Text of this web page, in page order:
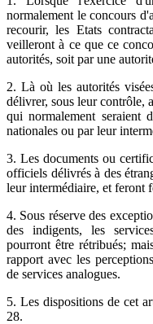
normalement le concours
recourir, les Etats
veilleront à ce que ce
autorités, soit par une
2. Là où les autorités
délivrer, sous leur contrôle,
qui normalement seraient
nationales ou par leur
3. Les documents ou
officiels délivrés à des
leur intermédiaire, et feront
4. Sous réserve des
des indigents, les
pourront être rétribués;
rapport avec les
de services analogues.
5. Les dispositions de cet
28.